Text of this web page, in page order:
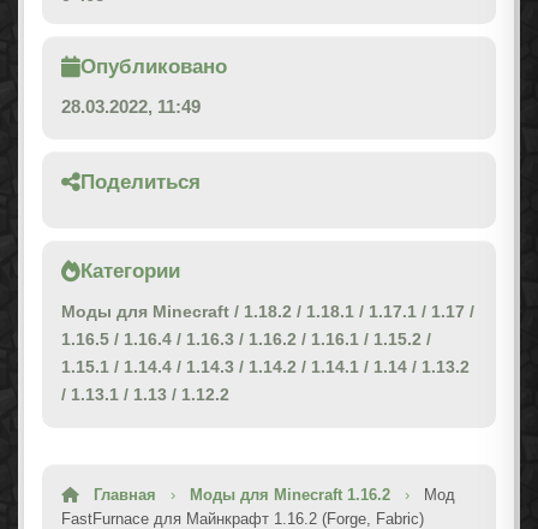
Опубликовано
28.03.2022, 11:49
Поделиться
Категории
Моды для Minecraft / 1.18.2 / 1.18.1 / 1.17.1 / 1.17 /
1.16.5 / 1.16.4 / 1.16.3 / 1.16.2 / 1.16.1 / 1.15.2 /
1.15.1 / 1.14.4 / 1.14.3 / 1.14.2 / 1.14.1 / 1.14 / 1.13.2
/ 1.13.1 / 1.13 / 1.12.2
Главная › Моды для Minecraft 1.16.2 ›
Мод
FastFurnace для Майнкрафт 1.16.2 (Forge, Fabric)